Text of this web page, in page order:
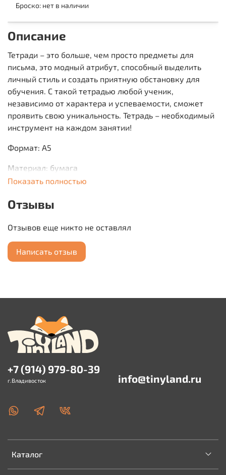
Броско: нет в наличии
Описание
Тетради – это больше, чем просто предметы для
письма, это модный атрибут, способный выделить
личный стиль и создать приятную обстановку для
обучения. С такой тетрадью любой ученик,
независимо от характера и успеваемости, сможет
проявить свою уникальность. Тетрадь – необходимый
инструмент на каждом занятии!
Формат: А5
Материал: бумага
Показать полностью
Отзывы
Отзывов еще никто не оставлял
Написать отзыв
Каталог
+7 (914) 979-80-39
г.Владивосток info@tinyland.ru